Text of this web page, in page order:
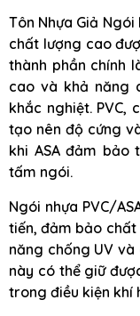
Tôn Nhựa Giả
chất lượng cao
thành phần chính
cao và khả năng
khắc nghiệt. PVC,
tạo nên độ cứng
khi ASA đảm bảo
tấm ngói.
Ngói nhựa PVC/
tiến, đảm bảo chất
năng chống UV
này có thể giữ
trong điều kiện khí